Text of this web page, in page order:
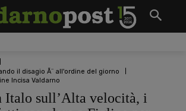
il disagio Ã¨ all'ordine del giorno
Incisa Valdarno
Italo sull’Alta velocità, i